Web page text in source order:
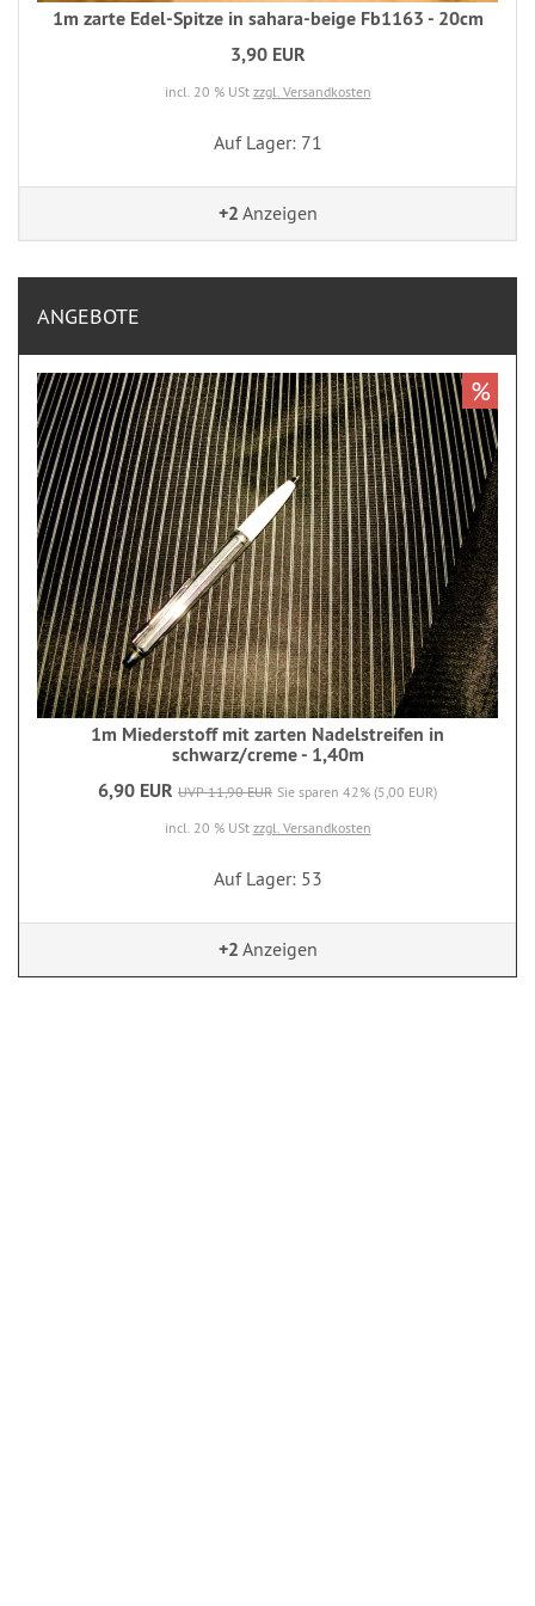
1m zarte Edel-Spitze in sahara-beige Fb1163 - 20cm
3,90 EUR
incl. 20 % USt zzgl. Versandkosten
Auf Lager: 71
+2 Anzeigen
ANGEBOTE
1m Miederstoff mit zarten Nadelstreifen in
schwarz/creme - 1,40m
6,90 EUR UVP 11,90 EUR Sie sparen 42% (5,00 EUR)
incl. 20 % USt zzgl. Versandkosten
Auf Lager: 53
%
+2 Anzeigen